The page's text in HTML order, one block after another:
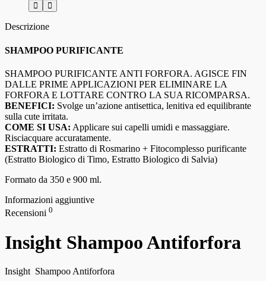
Descrizione
SHAMPOO PURIFICANTE
SHAMPOO PURIFICANTE ANTI FORFORA. AGISCE FIN
DALLE PRIME APPLICAZIONI PER ELIMINARE LA
FORFORA E LOTTARE CONTRO LA SUA RICOMPARSA.
BENEFICI: Svolge un’azione antisettica, lenitiva ed equilibrante
sulla cute irritata.
COME SI USA: Applicare sui capelli umidi e massaggiare.
Risciacquare accuratamente.
ESTRATTI: Estratto di Rosmarino + Fitocomplesso purificante
(Estratto Biologico di Timo, Estratto Biologico di Salvia)
Formato da 350 e 900 ml.
Informazioni aggiuntive
Recensioni 0
Insight Shampoo Antiforfora
Insight Shampoo Antiforfora